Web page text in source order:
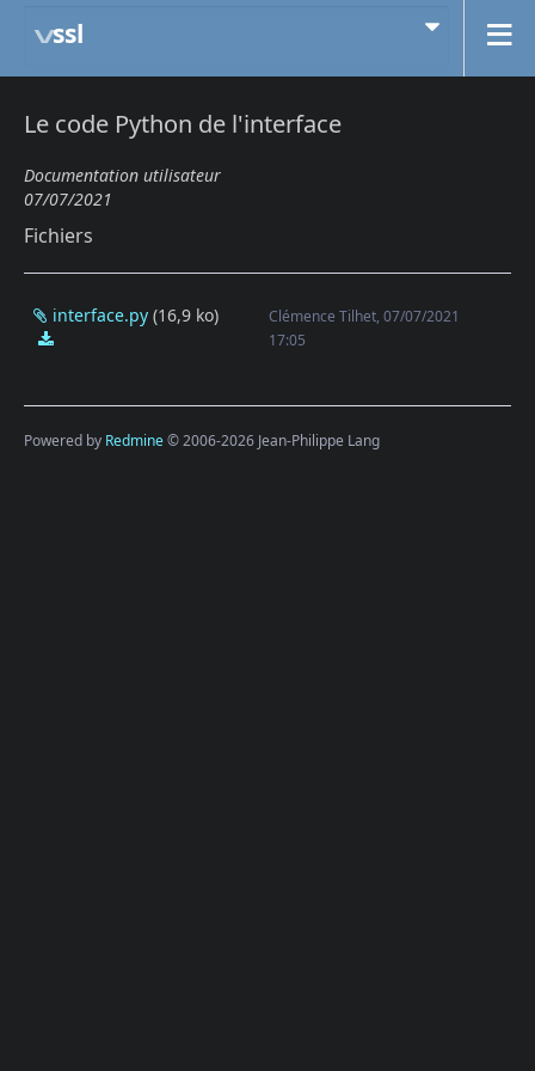
ssl
Le code Python de l'interface
Documentation utilisateur
07/07/2021
Fichiers
interface.py (16,9 ko)
Clémence Tilhet, 07/07/2021
17:05
Powered by Redmine© 2006-2026 Jean-Philippe Lang